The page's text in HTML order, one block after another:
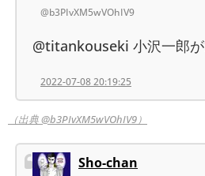
@b3PIvXM5wVOhIV9
@titankouseki 小沢一郎
2022-07-08 20:19:25
（出典 @b3PIvXM5wVOhIV9）
Sho-chan